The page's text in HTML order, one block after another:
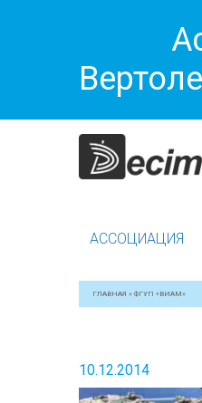
АССОЦИАЦИЯ
ГЛАВНАЯ » ФГУП «ВИАМ»
10.12.2014